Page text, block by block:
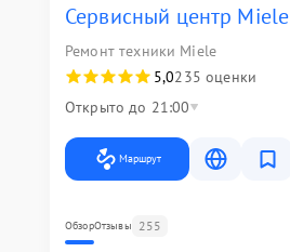
Сервисный центр Miele
Ремонт техники Miele
5,0235 оценки
Открыто до 21:00
Маршрут
ОбзорОтзывы 255